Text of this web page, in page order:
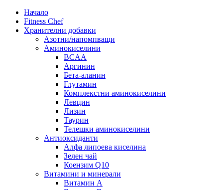
Начало
Fitness Chef
Хранителни добавки
Азотни/напомпващи
Аминокиселини
BCAA
Аргинин
Бета-аланин
Глутамин
Комплекстни аминокиселини
Левцин
Лизин
Таурин
Телешки аминокиселини
Антиоксиданти
Алфа липоева киселина
Зелен чай
Коензим Q10
Витамини и минерали
Витамин А